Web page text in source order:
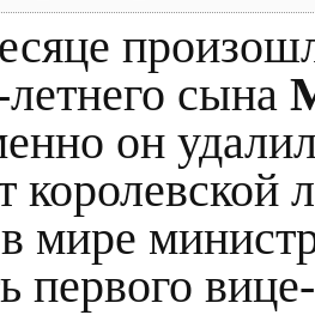
сына
он
королевской
мире
первого